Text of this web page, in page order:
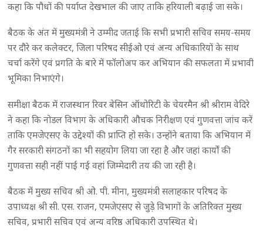
कहा कि पौधों की पर्याप्त देखभाल की जाए ताकि हरियाली बढ़ाई जा सके।
बैठक के अंत में मुख्यमंत्री ने उम्मीद जताई कि सभी प्रभारी सचिव समय-समय
पर दौरे कर कलेक्टर, जिला परिषद सीईओ एवं अन्य अधिकारियों के साथ
चर्चा करेंगे एवं प्रगति के बारे में फॉलोअप कर अभियान की सफलता में प्रभावी
भूमिका निभाएंगे।
समीक्षा बैठक में राजस्थान रिवर बेसिन ऑथोरिटी के चेयरमैन श्री श्रीराम वेदिरे
ने कहा कि नोडल विभाग के अधिकारी औचक निरीक्षण एवं गुणवत्ता जांच करें
ताकि एमजेएसए के उद्देश्यों की प्राप्ति हो सके। उन्होंने बताया कि अभियान में
गैर सरकारी संगठनों का भी सहयोग लिया जा रहा है और जहां कार्यों की
गुणवत्ता सही नहीं पाई गई वहां जिम्मेदारी तय की जा रही है।
बैठक में मुख्य सचिव श्री ओ. पी. मीना, मुख्यमंत्री सलाहकार परिषद के
उपाध्यक्ष श्री सी. एस. राजन, एमजेएसए से जुड़े विभागों के अतिरिक्त मुख्य
सचिव, प्रभारी सचिव एवं अन्य वरिष्ठ अधिकारी उपस्थित थे।